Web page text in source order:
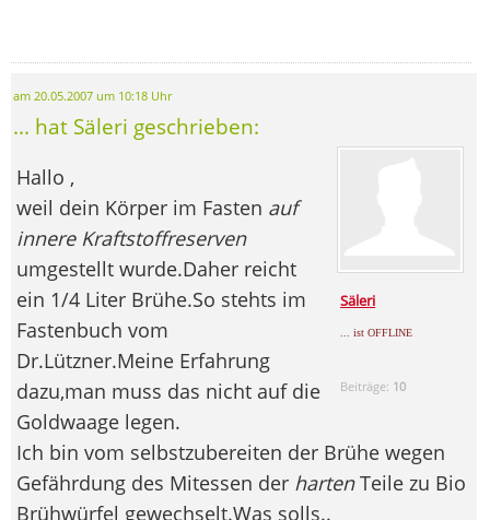
am 20.05.2007 um 10:18 Uhr
... hat Säleri geschrieben:
Säleri
... ist OFFLINE
Beiträge: 10
Hallo ,
weil dein Körper im Fasten auf
innere Kraftstoffreserven
umgestellt wurde.Daher reicht
ein 1/4 Liter Brühe.So stehts im
Fastenbuch vom
Dr.Lützner.Meine Erfahrung
dazu,man muss das nicht auf die
Goldwaage legen.
Ich bin vom selbstzubereiten der Brühe wegen
Gefährdung des Mitessen der hartenTeile zu Bio
Brühwürfel gewechselt.Was solls..